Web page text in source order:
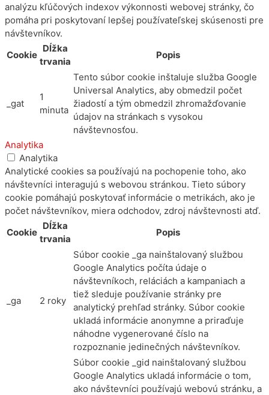
analýzu kľúčových indexov výkonnosti webovej stránky, čo
pomáha pri poskytovaní lepšej používateľskej skúsenosti pre
návštevníkov.
Cookie
Dĺžka
trvania
Popis
_gat
1
minuta
Tento súbor cookie inštaluje služba Google
Universal Analytics, aby obmedzil počet
žiadostí a tým obmedzil zhromažďovanie
údajov na stránkach s vysokou
návštevnosťou.
Analytika
Analytika
Analytické cookies sa používajú na pochopenie toho, ako
návštevníci interagujú s webovou stránkou. Tieto súbory
cookie pomáhajú poskytovať informácie o metrikách, ako je
počet návštevníkov, miera odchodov, zdroj návštevnosti atď.
Cookie
Dĺžka
trvania
Popis
_ga 2 roky
Súbor cookie _ga nainštalovaný službou
Google Analytics počíta údaje o
návštevníkoch, reláciách a kampaniach a
tiež sleduje používanie stránky pre
analytický prehľad stránky. Súbor cookie
ukladá informácie anonymne a priraďuje
náhodne vygenerované číslo na
rozpoznanie jedinečných návštevníkov.
Súbor cookie _gid nainštalovaný službou
Google Analytics ukladá informácie o tom,
ako návštevníci používajú webovú stránku, a